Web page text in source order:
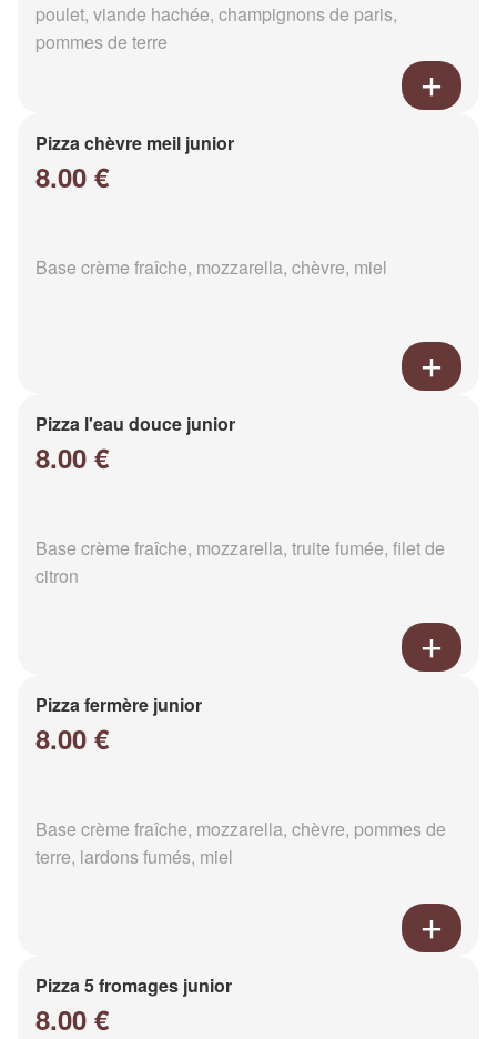
poulet, viande hachée, champignons de paris,
pommes de terre
Pizza chèvre meil junior
8.00 €
Base crème fraîche, mozzarella, chèvre, miel
Pizza l'eau douce junior
8.00 €
Base crème fraîche, mozzarella, truite fumée, filet de
citron
Pizza fermère junior
8.00 €
Base crème fraîche, mozzarella, chèvre, pommes de
terre, lardons fumés, miel
Pizza 5 fromages junior
8.00 €